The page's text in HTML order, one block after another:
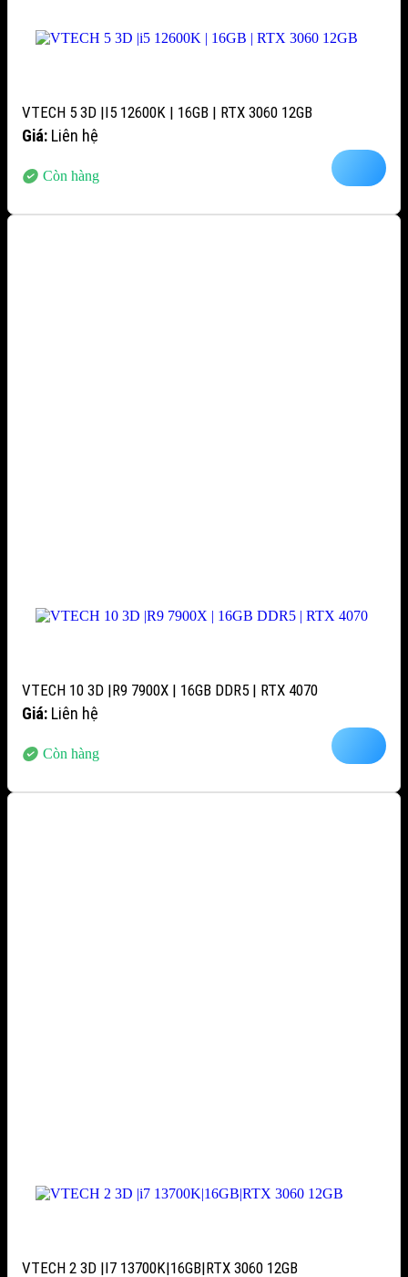
VTECH 5 3D |I5 12600K | 16GB | RTX 3060 12GB
Giá: Liên hệ
Còn hàng
VTECH 10 3D |R9 7900X | 16GB DDR5 | RTX 4070
Giá: Liên hệ
Còn hàng
VTECH 2 3D |I7 13700K|16GB|RTX 3060 12GB